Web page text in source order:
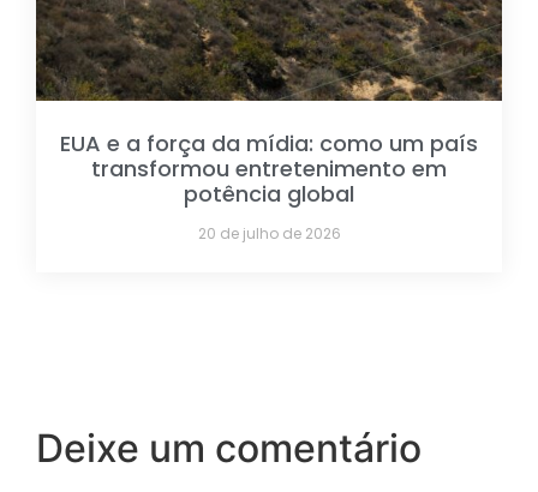
EUA e a força da mídia: como um país
transformou entretenimento em
potência global
20 de julho de 2026
Deixe um comentário